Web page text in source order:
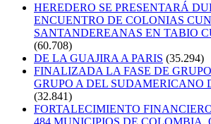
HEREDERO SE PRESENTARÁ
ENCUENTRO DE COLONIAS
SANTANDEREANAS EN TABIO
(60.708)
DE LA GUAJIRA A PARIS (35.294)
FINALIZADA LA FASE DE
GRUPO A DEL SUDAMERICANO
(32.841)
FORTALECIMIENTO
484 MUNICIPIOS DE COLOMBIA,